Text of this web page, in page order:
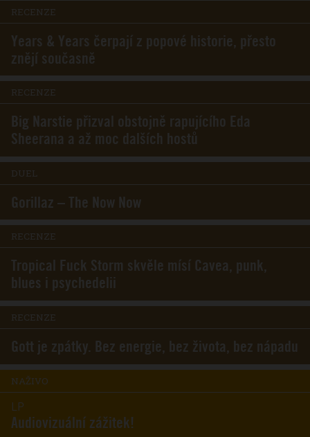
RECENZE
Years & Years čerpají z popové historie, přesto
znějí současně
RECENZE
Big Narstie přizval obstojně rapujícího Eda
Sheerana a až moc dalších hostů
DUEL
Gorillaz – The Now Now
RECENZE
Tropical Fuck Storm skvěle mísí Cavea, punk,
blues i psychedelii
RECENZE
Gott je zpátky. Bez energie, bez života, bez nápadu
NAŽIVO
LP
Audiovizuální zážitek!